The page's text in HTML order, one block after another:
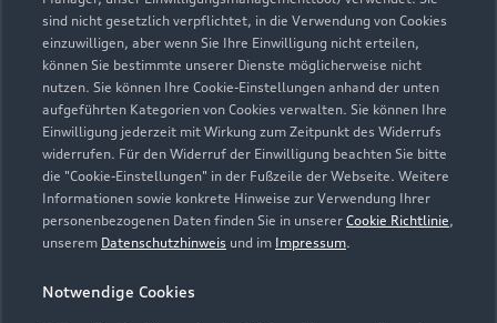
sind nicht gesetzlich verpflichtet, in die Verwendung von Cookies
einzuwilligen, aber wenn Sie Ihre Einwilligung nicht erteilen,
können Sie bestimmte unserer Dienste möglicherweise nicht
nutzen. Sie können Ihre Cookie-Einstellungen anhand der unten
aufgeführten Kategorien von Cookies verwalten. Sie können Ihre
Einwilligung jederzeit mit Wirkung zum Zeitpunkt des Widerrufs
widerrufen. Für den Widerruf der Einwilligung beachten Sie bitte
die "Cookie-Einstellungen" in der Fußzeile der Webseite. Weitere
Informationen sowie konkrete Hinweise zur Verwendung Ihrer
personenbezogenen Daten finden Sie in unserer Cookie Richtlinie,
unserem Datenschutzhinweis und im Impressum.
Notwendige Cookies